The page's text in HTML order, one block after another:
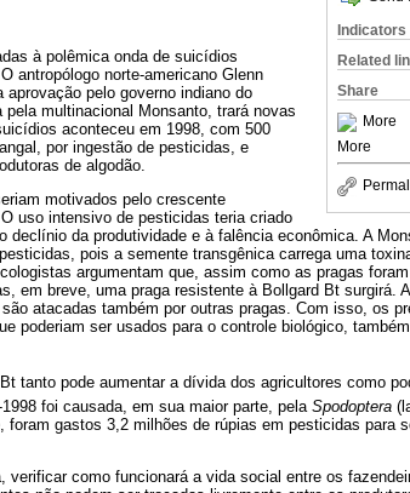
Indicators
Related
Share
More
More
à polêmica onda de suicídios
antropólogo norte-americano Glenn
pelo governo indiano do
multinacional Monsanto, trará novas
aconteceu em 1998, com 500
por ingestão de pesticidas, e
de algodão.
motivados pelo crescente
uso intensivo de pesticidas teria criado
da produtividade e à falência econômica. A
pois a semente transgênica carrega uma
argumentam que, assim como as pragas
em breve, uma praga resistente à Bollgard Bt surgirá.
atacadas também por outras pragas. Com isso, os
poderiam ser usados para o controle biológico,
tanto pode aumentar a dívida dos agricultores como
foi causada, em sua maior parte, pela Spodoptera
gastos 3,2 milhões de rúpias em pesticidas para
verificar como funcionará a vida social entre os